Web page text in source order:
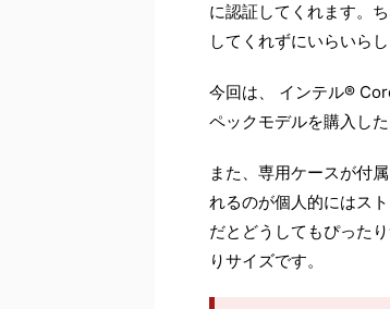
に認証してくれます。
してくれずにいらいらし
今回は、 インテル®
ペックモデルを購入し
また、専用ケースが付
れるのが個人的にはス
だとどうしてもぴった
りサイズです。